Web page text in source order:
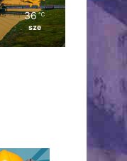
36 ℃
sze